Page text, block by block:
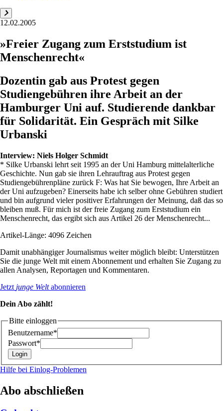
12.02.2005
»Freier Zugang zum Erststudium ist
Menschenrecht«
Dozentin gab aus Protest gegen
Studiengebühren ihre Arbeit an der
Hamburger Uni auf. Studierende dankbar
für Solidarität. Ein Gespräch mit Silke
Urbanski
Interview: Niels Holger Schmidt
* Silke Urbanski lehrt seit 1995 an der Uni Hamburg mittelalterliche
Geschichte. Nun gab sie ihren Lehrauftrag aus Protest gegen
Studiengebührenpläne zurück F: Was hat Sie bewogen, Ihre Arbeit an
der Uni aufzugeben? Einerseits habe ich selber ohne Gebühren studiert
und bin aufgrund vieler positiver Erfahrungen der Meinung, daß das so
bleiben muß. Für mich ist der freie Zugang zum Erststudium ein
Menschenrecht, das ergibt sich aus Artikel 26 der Menschenrecht...
Artikel-Länge: 4096 Zeichen
Damit unabhängiger Journalismus weiter möglich bleibt: Unterstützen
Sie die junge Welt mit einem Abonnement und erhalten Sie Zugang zu
allen Analysen, Reportagen und Kommentaren.
Jetzt junge Weltabonnieren
Dein Abo zählt!
Bitte einloggen
Benutzername*
Passwort*
Hilfe bei Einlog-Problemen
Abo abschließen